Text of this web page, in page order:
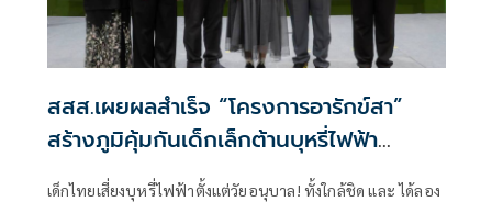
สสส.เผยผลสำเร็จ “โครงการอารักข์สา”
สร้างภูมิคุ้มกันเด็กเล็กต้านบุหรี่ไฟฟ้า
ครอบคลุม 70 จังหวัด
เด็กไทยเสี่ยงบุหรี่ไฟฟ้าตั้งแต่วัยอนุบาล! ทั้งใกล้ชิด และ ได้ลอง